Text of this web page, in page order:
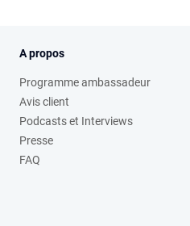
A propos
Programme ambassadeur
Avis client
Podcasts et Interviews
Presse
FAQ